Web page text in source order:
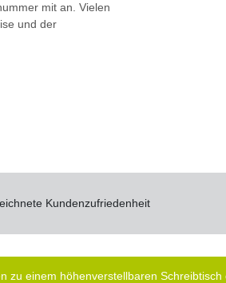
mit an. Vielen
und der
Kundenzufriedenheit
zu einem höhenverstellbaren